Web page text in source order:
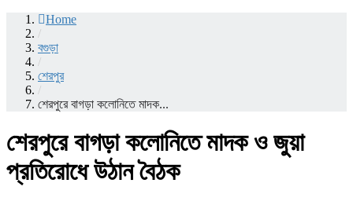
Home
/
বগুড়া
/
শেরপুর
/
শেরপুরে বাগড়া কলোনিতে মাদক...
শেরপুরে বাগড়া কলোনিতে মাদক ও জুয়া
প্রতিরোধে উঠান বৈঠক